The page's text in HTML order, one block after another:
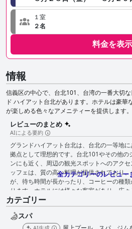
１室
２名
料金を表示
情報
信義区の中心で、台北101、台湾の一番大切
ド ハイアット台北があります。ホテルは豪
が楽しめる色々なアメニティーを提供します。
レビューのまとめ
AIによる要約
グランドハイアット台北は、台北の一等地
拠点として理想的です。台北101やその他の
ンにも近く、周辺の観光スポットへのアク
ッフェは、質の高い料理が提供されており
が、待ち時間が長かったり、コーヒーの種
ります。ホテルには様々な客室があり、広
101の素晴らしい景色を楽しめるという声も
もあれば、快適なベッドと手入れの行き届
た。ホテルのプールエリアは、台北での滞在
子様連れのご家族は、グランドハイアット
全カテゴリーのレビュー
カテゴリー
スパ